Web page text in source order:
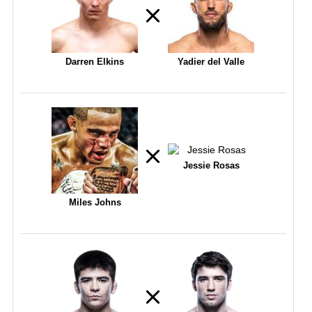
Darren Elkins Yadier del Valle
Miles Johns
Jessie Rosas